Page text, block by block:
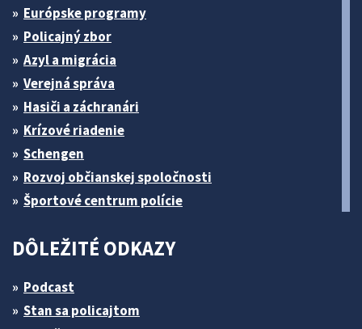
Európske programy
Policajný zbor
Azyl a migrácia
Verejná správa
Hasiči a záchranári
Krízové riadenie
Schengen
Rozvoj občianskej spoločnosti
Športové centrum polície
DÔLEŽITÉ ODKAZY
Podcast
Stan sa policajtom